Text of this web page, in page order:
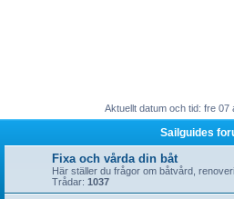
Aktuellt datum och tid: fre 07
Sailguides
Fixa och vårda din båt
Här ställer du frågor om båtvård,
Trådar: 1037